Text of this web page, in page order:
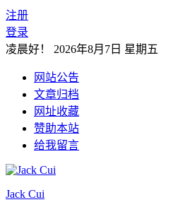
注册
登录
凌晨好！ 2026年8月7日 星期五
网站公告
文章归档
网址收藏
赞助本站
给我留言
Jack Cui